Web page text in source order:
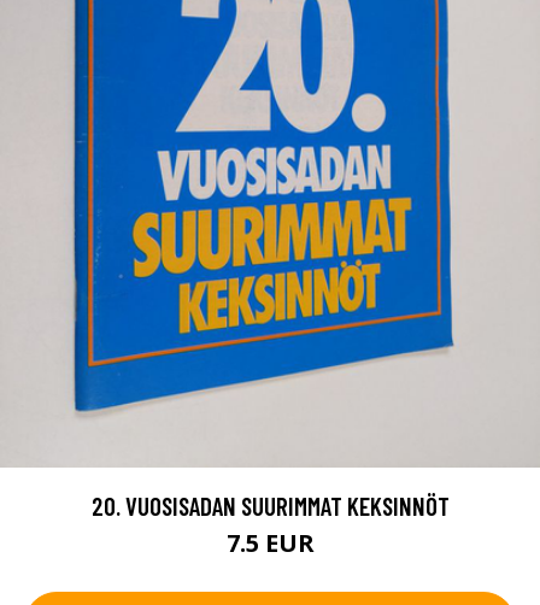
20. VUOSISADAN SUURIMMAT KEKSINNÖT
7.5 EUR